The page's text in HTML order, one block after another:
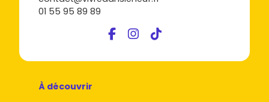
01 55 95 89 89
À découvrir